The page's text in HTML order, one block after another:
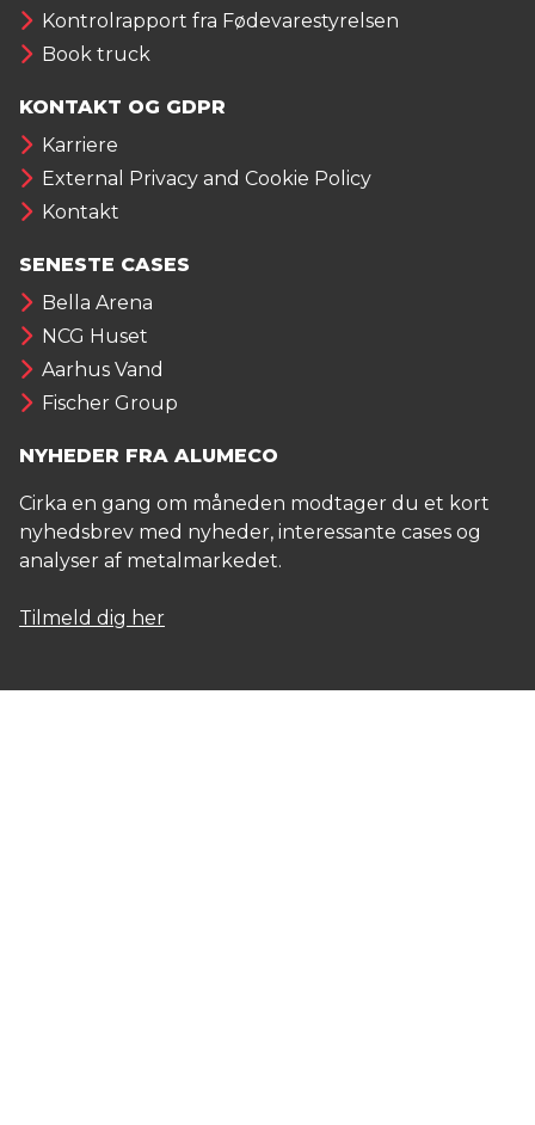
Kontrolrapport fra Fødevarestyrelsen
Book truck
KONTAKT OG GDPR
Karriere
External Privacy and Cookie Policy
Kontakt
SENESTE CASES
Bella Arena
NCG Huset
Aarhus Vand
Fischer Group
NYHEDER FRA ALUMECO
Cirka en gang om måneden modtager du et kort
nyhedsbrev med nyheder, interessante cases og
analyser af metalmarkedet.
Tilmeld dig her